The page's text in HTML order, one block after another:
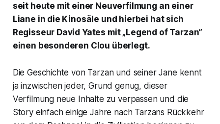
seit heute mit einer Neuverfilmung an einer
Liane in die Kinosäle und hierbei hat sich
Regisseur David Yates mit „Legend of Tarzan”
einen besonderen Clou überlegt.
Die Geschichte von Tarzan und seiner Jane kennt
ja inzwischen jeder, Grund genug, dieser
Verfilmung neue Inhalte zu verpassen und die
Story einfach einige Jahre nach Tarzans Rückkehr